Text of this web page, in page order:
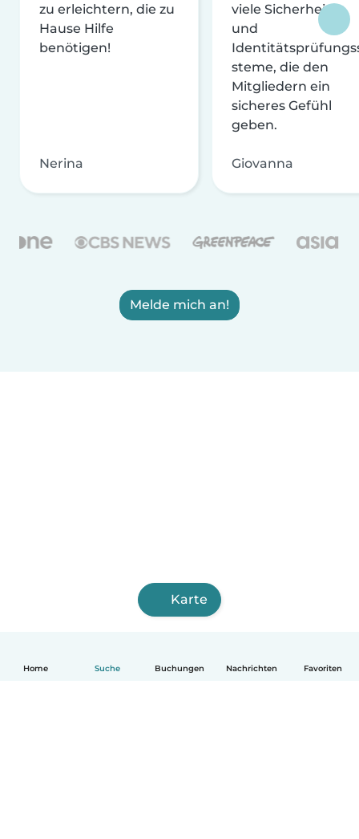
Home Suche Buchungen Nachrichten Favoriten
zu erleichtern, die zu
Hause Hilfe
benötigen!
Nerina
viele Sicherheits-
und
steme, die den
Mitgliedern ein
sicheres Gefühl
geben.
Giovanna
Melde mich an!
Karte